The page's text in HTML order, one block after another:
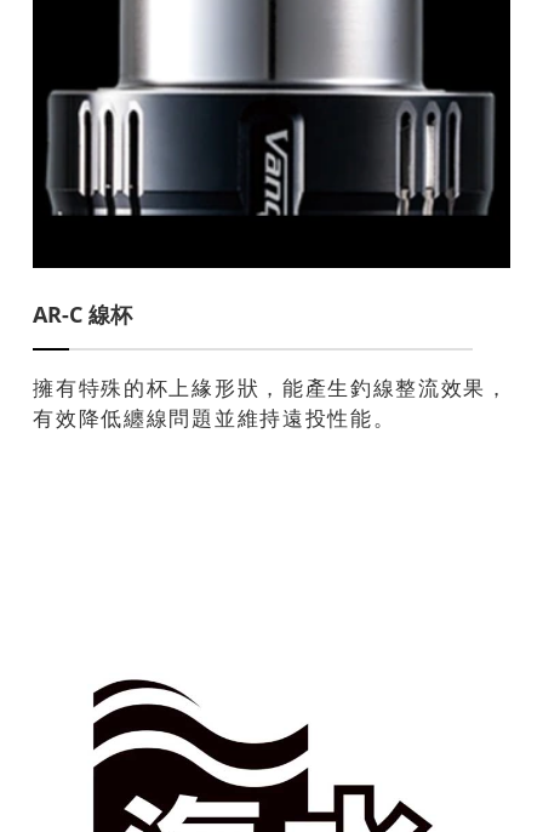
AR-C 線杯
擁有特殊的杯上緣形狀，能產生釣線整流效果，
有效降低纏線問題並維持遠投性能。